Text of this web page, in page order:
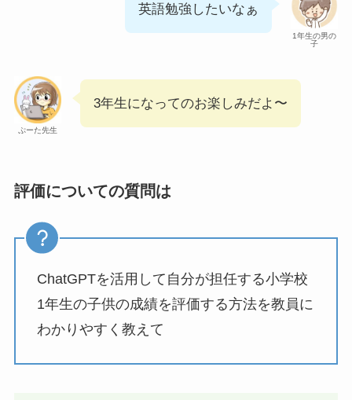
1年生の男の
子
英語勉強したいなぁ
ぷーた先生
3年生になってのお楽しみだよ〜
評価についての質問は
ChatGPTを活用して自分が担任する小学校
1年生の子供の成績を評価する方法を教員に
わかりやすく教えて